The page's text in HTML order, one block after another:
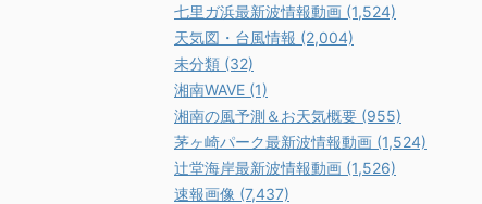
七里ガ浜最新波情報動画 (1,524)
天気図・台風情報 (2,004)
未分類 (32)
湘南WAVE (1)
湘南の風予測＆お天気概要 (955)
茅ヶ崎パーク最新波情報動画 (1,524)
辻堂海岸最新波情報動画 (1,526)
速報画像 (7,437)